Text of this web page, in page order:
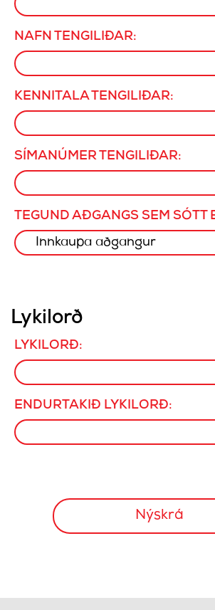
NAFN TENGILIÐAR:
KENNITALA TENGILIÐAR:
SÍMANÚMER TENGILIÐAR:
TEGUND AÐGANGS SEM SÓTT
Lykilorð
LYKILORÐ:
ENDURTAKIÐ LYKILORÐ: